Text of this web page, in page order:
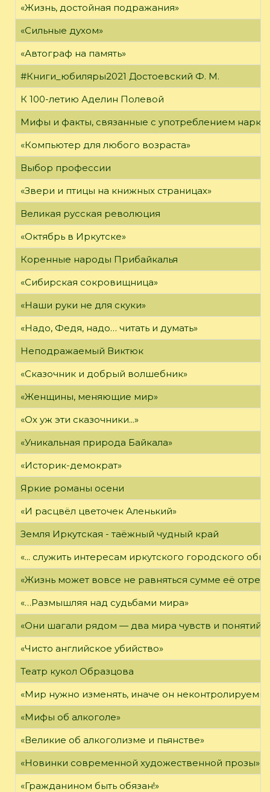
«Жизнь, достойная подражания»
«Сильные духом»
«Автограф на память»
#Книги_юбиляры2021 Достоевский Ф. М.
К 100-летию Аделин Полевой
Мифы и факты, связанные с употреблением
«Компьютер для любого возраста»
Выбор профессии
«Звери и птицы на книжных страницах»
Великая русская революция
«Октябрь в Иркутске»
Коренные народы Прибайкалья
«Сибирская сокровищница»
«Наши руки не для скуки»
«Надо, Федя, надо… читать и думать»
Неподражаемый Виктюк
«Сказочник и добрый волшебник»
«Женщины, меняющие мир»
«Ох уж эти сказочники...»
«Уникальная природа Байкала»
«Историк-демократ»
Яркие романы осени
«И расцвёл цветочек Аленький»
Земля Иркутская - таёжный чудный край
«... служить интересам иркутского городского
«Жизнь может вовсе не равняться сумме её
«…Размышляя над судьбами мира»
«Они шагали рядом — два мира чувств и понятий,
«Чисто английское убийство»
Театр кукол Образцова
«Мир нужно изменять, иначе он
«Мифы об алкоголе»
«Великие об алкоголизме и пьянстве»
«Новинки современной художественной прозы»
«Гражданином быть обязан!»